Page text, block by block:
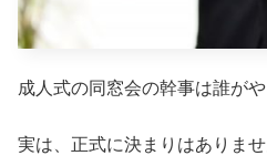
成人式の同窓会の幹事は誰がや
実は、正式に決まりはありませ